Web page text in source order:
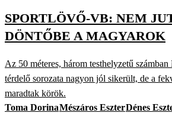
SPORTLÖVŐ-VB: NEM
DÖNTŐBE A MAGYAROK
Az 50 méteres, három testhelyzetű számban
térdelő sorozata nagyon jól sikerült, de a
maradtak körök.
Toma DorinaMészáros EszterDénes